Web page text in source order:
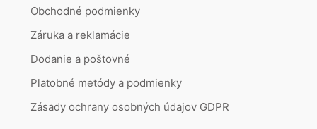
Obchodné podmienky
Záruka a reklamácie
Dodanie a poštovné
Platobné metódy a podmienky
Zásady ochrany osobných údajov GDPR